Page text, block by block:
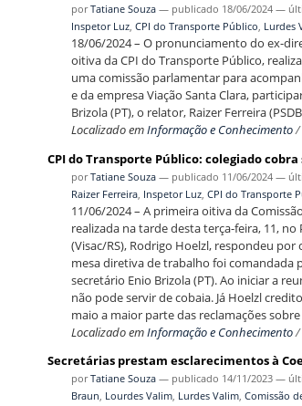
porTatiane Souza — publicado 18/06/2024 —
Inspetor Luz, CPI do Transporte Público Lurdes
18/06/2024 – O pronunciamento do ex-
oitiva da CPI do Transporte Público,
uma comissão parlamentar para
e da empresa Viação Santa Clara,
Brizola (PT), o relator, Raizer Ferreira
Localizado emInformação e Conhecimento/
CPI do Transporte Público: colegiado
porTatiane Souza — publicado 11/06/2024 —
Raizer Ferreira, Inspetor Luz, CPI do Transporte
11/06/2024 – A primeira oitiva da
realizada na tarde desta terça-feira, 11,
(Visac/RS), Rodrigo Hoelzl, respondeu
mesa diretiva de trabalho foi comandada
secretário Enio Brizola (PT). Ao iniciar a
não pode servir de cobaia. Já Hoelzl
maio a maior parte das reclamações
Localizado emInformação e Conhecimento/
Secretárias prestam esclarecimentos à
porTatiane Souza — publicado 14/11/2023 —
Braun, Lourdes Valim, Lurdes Valim, Comissão